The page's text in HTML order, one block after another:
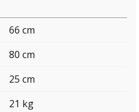
66 cm
80 cm
25 cm
21 kg